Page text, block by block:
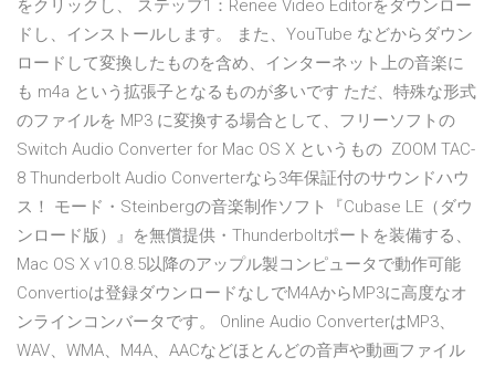
をクリックし、 ステップ1：Renee Video Editorをダウンロー
ドし、インストールします。 また、YouTube などからダウン
ロードして変換したものを含め、インターネット上の音楽に
も m4a という拡張子となるものが多いです ただ、特殊な形式
のファイルを MP3 に変換する場合として、フリーソフトの
Switch Audio Converter for Mac OS X というもの ZOOM TAC-
8 Thunderbolt Audio Converterなら3年保証付のサウンドハウ
ス！ モード・Steinbergの音楽制作ソフト『Cubase LE（ダウ
ンロード版）』を無償提供・Thunderboltポートを装備する、
Mac OS X v10.8.5以降のアップル製コンピュータで動作可能
Convertioは登録ダウンロードなしでM4AからMP3に高度なオ
ンラインコンバータです。 Online Audio ConverterはMP3、
WAV、WMA、M4A、AACなどほとんどの音声や動画ファイル